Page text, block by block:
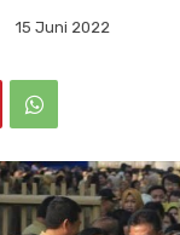
15 Juni 2022